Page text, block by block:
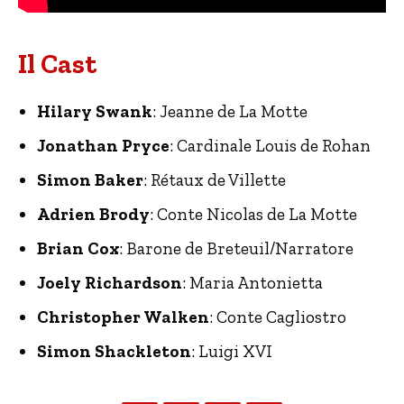
Il Cast
Hilary Swank: Jeanne de La Motte
Jonathan Pryce: Cardinale Louis de Rohan
Simon Baker: Rétaux de Villette
Adrien Brody: Conte Nicolas de La Motte
Brian Cox: Barone de Breteuil/Narratore
Joely Richardson: Maria Antonietta
Christopher Walken: Conte Cagliostro
Simon Shackleton: Luigi XVI